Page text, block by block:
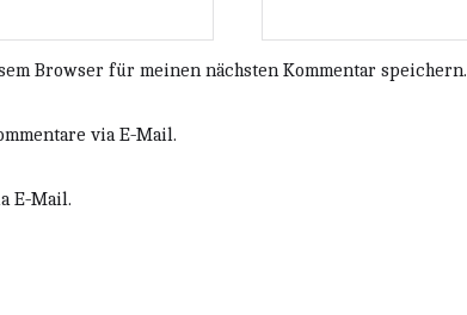
Browser für meinen nächsten Kommentar speichern.
via E-Mail.
E-Mail.